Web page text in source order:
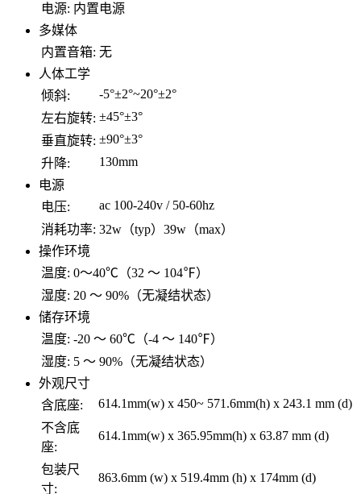
电源: 内置电源
多媒体
内置音箱: 无
人体工学
倾斜:
-5°±2°~20°±2°
左右旋转: ±45°±3°
垂直旋转: ±90°±3°
升降:
130mm
电源
电压:
ac 100-240v / 50-60hz
消耗功率: 32w（typ）39w（max）
操作环境
温度: 0～40℃（32 ～ 104℉）
湿度: 20 ～ 90%（无凝结状态）
储存环境
温度: -20 ～ 60℃（-4 ～ 140℉）
湿度: 5 ～ 90%（无凝结状态）
外观尺寸
含底座:
614.1mm(w) x 450~ 571.6mm(h) x 243.1 mm (d)
不含底
座:
614.1mm(w) x 365.95mm(h) x 63.87 mm (d)
包装尺
寸:
863.6mm (w) x 519.4mm (h) x 174mm (d)